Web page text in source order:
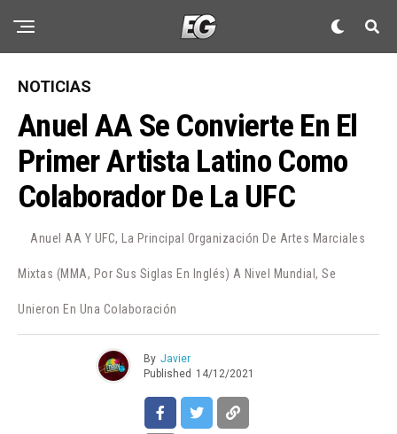
NOTICIAS
Anuel AA Se Convierte En El
Primer Artista Latino Como
Colaborador De La UFC
Anuel AA Y UFC, La Principal Organización De Artes Marciales
Mixtas (MMA, Por Sus Siglas En Inglés) A Nivel Mundial, Se
Unieron En Una Colaboración
By Javier
Published 14/12/2021